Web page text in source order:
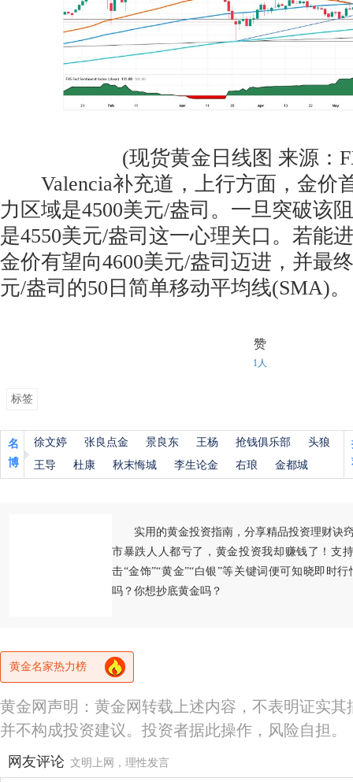
(现货黄金日线图 来源：
Valencia补充道，上行方面，金价
力区域是4500美元/盎司。一旦突破该
是4550美元/盎司这一心理关口。若能
金价有望向4600美元/盎司迈进，并最
元/盎司的50日简单移动平均线(SMA)。
赞
1人
标签
名
博
徐文婷 张良点金 景良东 王杨 抢钱俱乐部
头狼
王导
杜康 秋末悔城 李生论金 右琅 金都城
实用的黄金投资指南，分享精品投资理财诀
市暴跌人人都亏了，黄金投资我却赚钱了！支
击“金饰”“黄金”“白银”等关键词便可知晓即时
吗？你想抄底黄金吗？
黄金名家热力榜
黄金网声明：黄金网转载上述内容，不表明证实
并不构成投资建议。投资者据此操作，风险自担。
网友评论 文明上网，理性发言